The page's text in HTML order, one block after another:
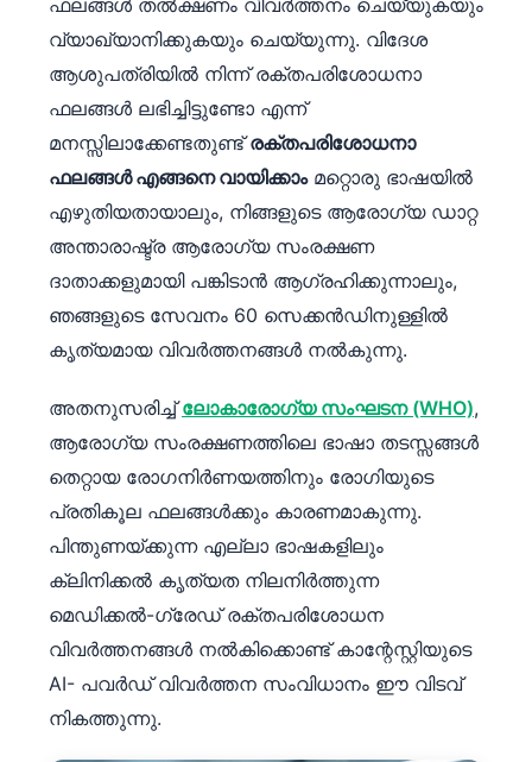
ഫലങ്ങൾ തൽക്ഷണം വിവർത്തനം ചെയ്യുകയും
വ്യാഖ്യാനിക്കുകയും ചെയ്യുന്നു. വിദേശ
ആശുപത്രിയിൽ നിന്ന് രക്തപരിശോധനാ
ഫലങ്ങൾ ലഭിച്ചിട്ടുണ്ടോ എന്ന്
മനസ്സിലാക്കേണ്ടതുണ്ട്രക്തപരിശോധനാ
ഫലങ്ങൾ എങ്ങനെ വായിക്കാംമറ്റൊരു ഭാഷയിൽ
എഴുതിയതായാലും, നിങ്ങളുടെ ആരോഗ്യ ഡാറ്റ
അന്താരാഷ്ട്ര ആരോഗ്യ സംരക്ഷണ
ദാതാക്കളുമായി പങ്കിടാൻ ആഗ്രഹിക്കുന്നാലും,
ഞങ്ങളുടെ സേവനം 60 സെക്കൻഡിനുള്ളിൽ
കൃത്യമായ വിവർത്തനങ്ങൾ നൽകുന്നു.
അതനുസരിച്ച്ലോകാരോഗ്യ സംഘടന (WHO),
ആരോഗ്യ സംരക്ഷണത്തിലെ ഭാഷാ തടസ്സങ്ങൾ
തെറ്റായ രോഗനിർണയത്തിനും രോഗിയുടെ
പ്രതികൂല ഫലങ്ങൾക്കും കാരണമാകുന്നു.
പിന്തുണയ്ക്കുന്ന എല്ലാ ഭാഷകളിലും
ക്ലിനിക്കൽ കൃത്യത നിലനിർത്തുന്ന
മെഡിക്കൽ-ഗ്രേഡ് രക്തപരിശോധന
വിവർത്തനങ്ങൾ നൽകിക്കൊണ്ട് കാന്റേസ്റ്റിയുടെ
AI- പവർഡ് വിവർത്തന സംവിധാനം ഈ വിടവ്
നികത്തുന്നു.